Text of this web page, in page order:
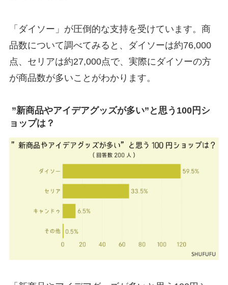
「ダイソー」が圧倒的な支持を受けています。商
品数について調べてみると、ダイソーは約76,000
点、セリアは約27,000点で、実際にダイソーの方
が商品数が多いことがわかります。
”新商品やアイデアグッズが多い”と思う100円シ
ョップは？